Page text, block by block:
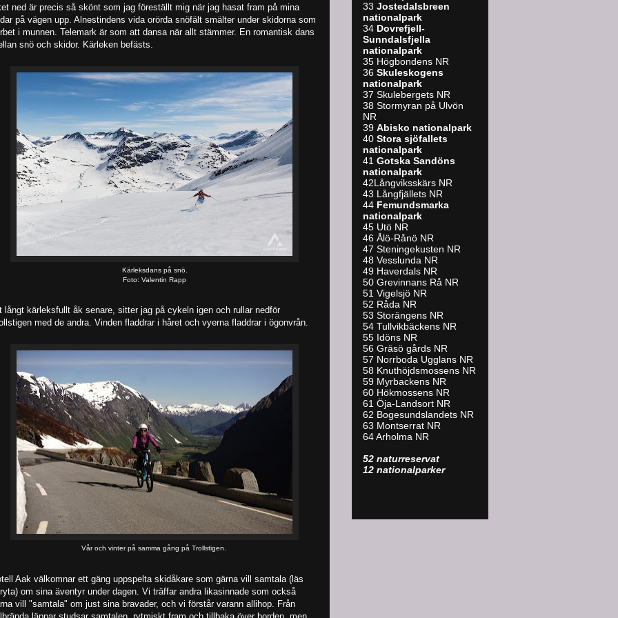
ned är precis så skönt som jag föreställt mig när jag hasat fram på mina
på vägen upp. Alnestindens vida orörda snöfält smälter under skidorna som
i munnen. Telemark är som att dansa när allt stämmer. En romantisk dans
snö och skidor. Kärleken befästs.
Kärleksdans på snö.
Foto: Valentin Rapp
långt kärleksfullt åk senare, sitter jag på cykeln igen och rullar nedför
med de andra. Vinden fladdrar i håret och vyerna fladdrar i ögonvrån.
Vår och vinter på samma gång på Trollstigen.
Aak välkomnar ett gäng uppspelta skidåkare som gärna vill samtala (läs
om sina äventyr under dagen. Vi träffar andra likasinnade som också
vill "samtala" om just sina bravader, och vi förstår varann allihop. Från
läppar studsar samtalen rytmiskt fram och tillbaka över borden, men
33 Jostedalsbreen
nationalpark
34 Dovrefjell-
Sunndalsfjella
nationalpark
35 Högbondens NR
36 Skuleskogens
nationalpark
37 Skulebergets NR
38 Stormyran på Ulvön
NR
39 Abisko nationalpark
40 Stora sjöfallets
nationalpark
41 Gotska Sandöns
nationalpark
42Långviksskärs NR
43 Långfjällets NR
44 Femundsmarka
nationalpark
45 Utö NR
46 Ålö-Rånö NR
47 Steningekusten NR
48 Vesslunda NR
49 Haverdals NR
50 Grevinnans Rå NR
51 Vigelsjö NR
52 Råda NR
53 Storängens NR
54 Tullvikbäckens NR
55 Idöns NR
56 Gräsö gårds NR
57 Norrboda Ugglans NR
58 Knuthöjdsmossens NR
59 Myrbackens NR
60 Hökmossens NR
61 Öja-Landsort NR
62 Bogesundslandets NR
63 Montserrat NR
64 Arholma NR
52 naturreservat
12 nationalparker